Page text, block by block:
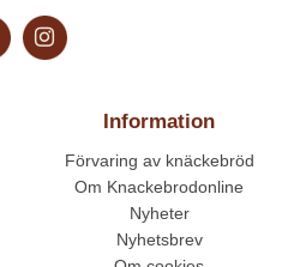
Information
Förvaring av knäckebröd
Om Knackebrodonline
Nyheter
Nyhetsbrev